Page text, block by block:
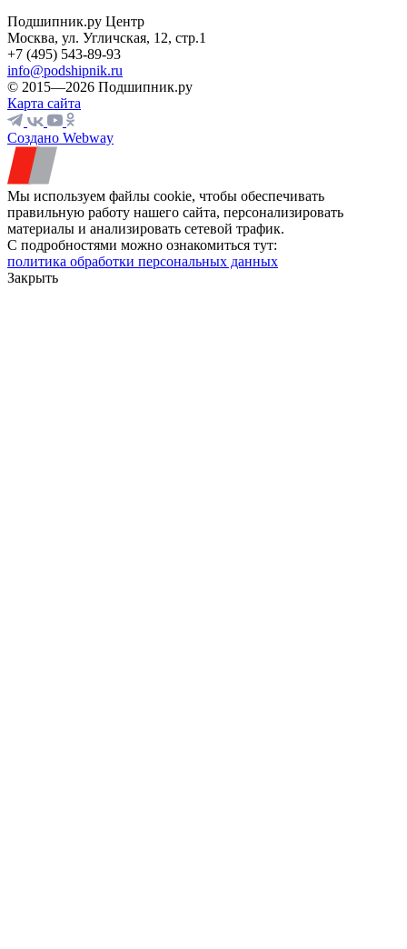
Подшипник.ру Центр
Москва, ул. Угличская, 12, стр.1
+7 (495) 543-89-93
info@podshipnik.ru
© 2015—2026 Подшипник.ру
Карта сайта
Создано Webway
Мы используем файлы cookie, чтобы обеспечивать
правильную работу нашего сайта, персонализировать
материалы и анализировать сетевой трафик.
С подробностями можно ознакомиться тут:
политика обработки персональных данных
Закрыть